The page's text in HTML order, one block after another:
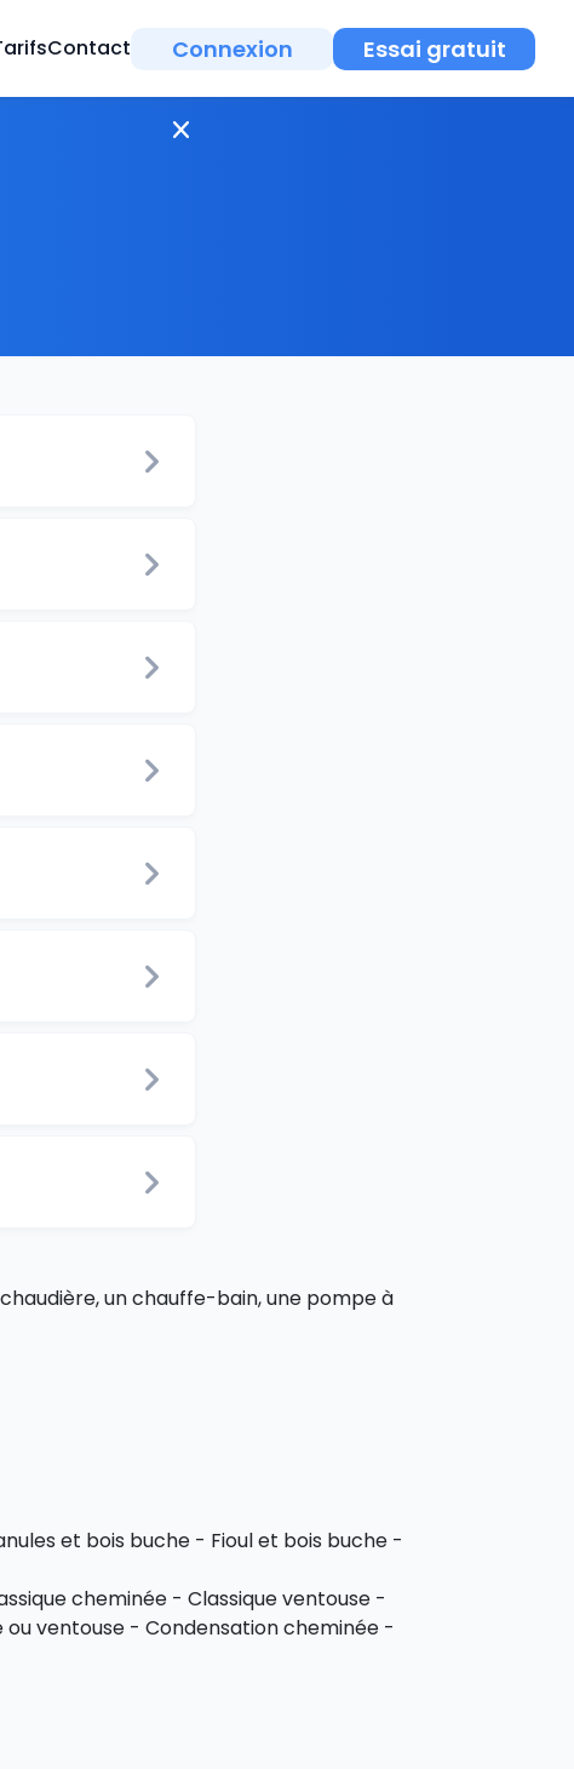
Contact Connexion Essai gratuit
un chauffe-bain, une pompe à
et bois buche - Fioul et bois buche -
cheminée - Classique ventouse -
ventouse - Condensation cheminée -